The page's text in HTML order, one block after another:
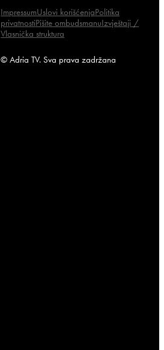
ImpressumUslovi korišćenjaPolitika
privatnostiPišite ombudsmanuIzvještaji /
Vlasnička struktura
© Adria TV. Sva prava zadržana